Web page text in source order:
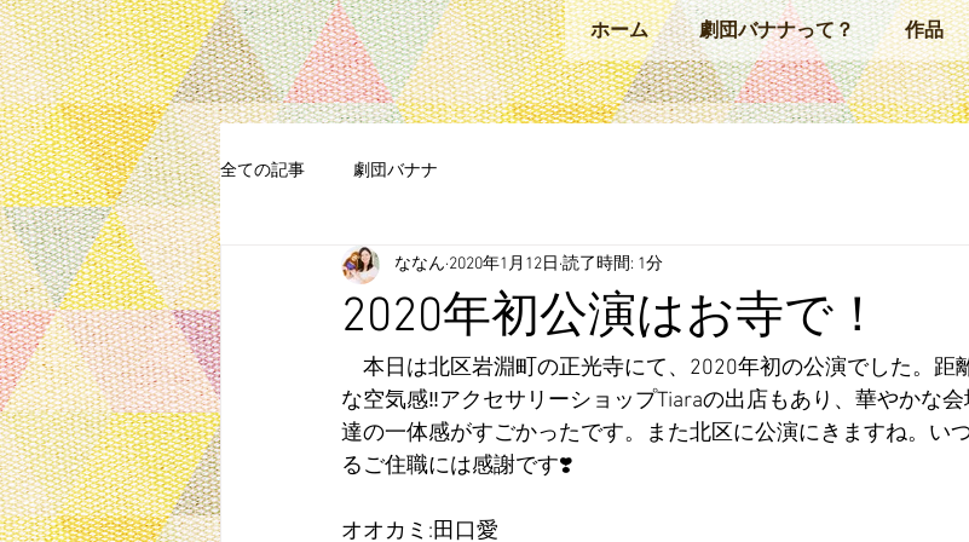
ホーム 劇団バナナって？ 作品
全ての記事 劇団バナナ
2020年初公演はお寺で！
ななん 2020年1月12日 読了時間: 1分
本日は北区岩淵町の正光寺にて、2020年初の公演でした。距
な空気感‼️アクセサリーショップTiaraの出店もあり、華やかな
達の一体感がすごかったです。また北区に公演にきますね。い
るご住職には感謝です❣️
オオカミ:田口愛